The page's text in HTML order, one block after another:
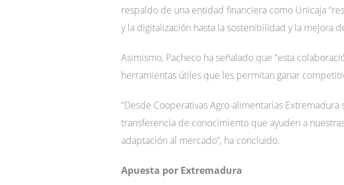
respaldo de una entidad financiera como Unicaja
y la digitalización hasta la sostenibilidad y la mejora
Asimismo, Pacheco ha señalado que “esta
herramientas útiles que les permitan ganar
“Desde Cooperativas Agro-alimentarias
transferencia de conocimiento que ayuden a
adaptación al mercado”, ha concluido.
Apuesta por Extremadura